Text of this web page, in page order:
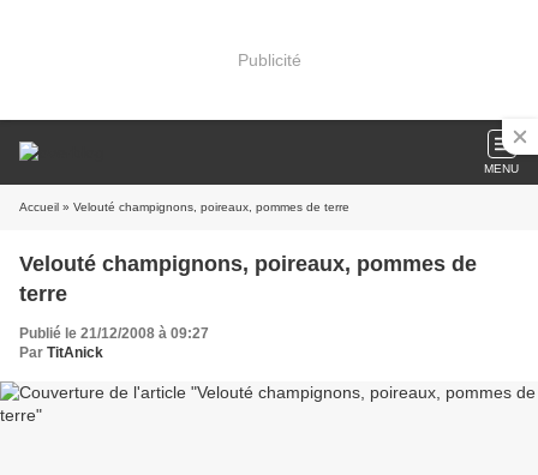
Publicité
MENU
Accueil » Velouté champignons, poireaux, pommes de terre
Velouté champignons, poireaux, pommes de
terre
Publié le 21/12/2008 à 09:27
Par TitAnick